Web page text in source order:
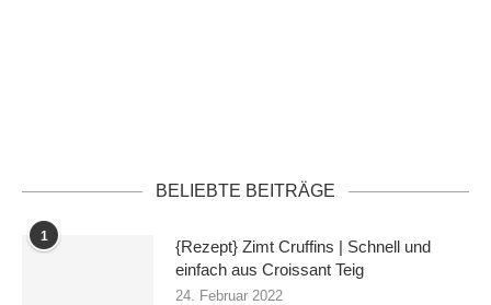
BELIEBTE BEITRÄGE
1
{Rezept} Zimt Cruffins | Schnell und
einfach aus Croissant Teig
24. Februar 2022